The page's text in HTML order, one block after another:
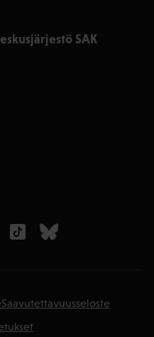
SAK
Saavutettavuusseloste